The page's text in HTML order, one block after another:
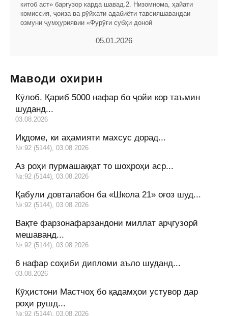
китоб аст» баргузор карда шавад.2. Низомнома, ҳайати
комиссия, ҷоиза ва рӯйхати адабиёти тавсияшавандаи
озмуни ҷумҳуриявии «Фурӯғи субҳи доноӣ
05.01.2026
Маводи охирин
Кӯлоб. Қариб 5000 нафар бо ҷойи кор таъмин
шуданд...
03.08.2026
Иқдоме, ки аҳамияти махсус дорад...
№:92 (5144), 03.08.2026
Аз роҳи пурмашаққат то шоҳроҳи аср...
№:92 (5144), 03.08.2026
Қабули довталабон ба «Школа 21» оғоз шуд...
№:92 (5144), 03.08.2026
Вақте фарзонафарзандони миллат арҷгузорӣ
мешаванд...
№:92 (5144), 03.08.2026
6 нафар соҳиби дипломи аъло шуданд...
03.08.2026
Кӯҳистони Мастчоҳ бо қадамҳои устувор дар
роҳи рушд...
№:92 (5144), 03.08.2026